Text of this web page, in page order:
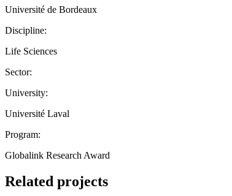
Université de Bordeaux
Discipline:
Life Sciences
Sector:
University:
Université Laval
Program:
Globalink Research Award
Related projects